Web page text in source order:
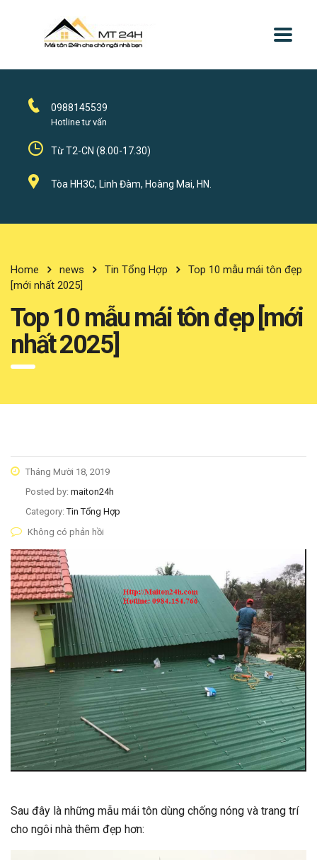
0988145539
Hotline tư vấn
Từ T2-CN (8.00-17.30)
Tòa HH3C, Linh Đàm, Hoàng Mai, HN.
Home news Tin Tổng Hợp
Top 10 mẫu mái tôn đẹp
[mới nhất 2025]
Top 10 mẫu mái tôn đẹp [mới
nhất 2025]
Tháng Mười 18, 2019
Posted by: maiton24h
Category:Tin Tổng Hợp
Không có phản hồi
Sau đây là những mẫu mái tôn dùng chống nóng và trang trí
cho ngôi nhà thêm đẹp hơn: